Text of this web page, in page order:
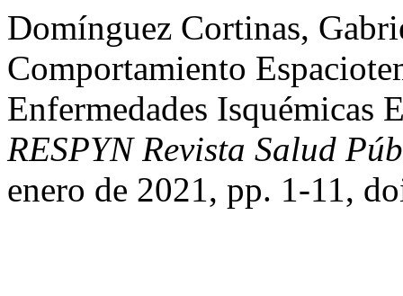
Domínguez Cortinas,
Comportamiento
Enfermedades Isquémicas
RESPYN Revista Salud
enero de 2021, pp. 1-11,